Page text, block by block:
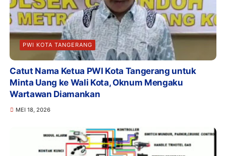
PWI KOTA TANGERANG
Catut Nama Ketua PWI Kota Tangerang untuk
Minta Uang ke Wali Kota, Oknum Mengaku
Wartawan Diamankan
MEI 18, 2026